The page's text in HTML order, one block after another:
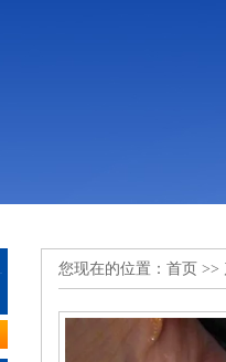
您现在的位置： 首页 >>